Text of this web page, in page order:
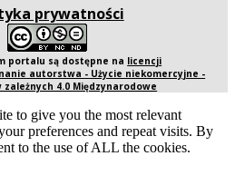
prywatności
portalu są dostępne na licencji
autorstwa - Użycie niekomercyjne -
4.0 Międzynarodowe
to give you the most relevant
preferences and repeat visits. By
to the use of ALL the cookies.